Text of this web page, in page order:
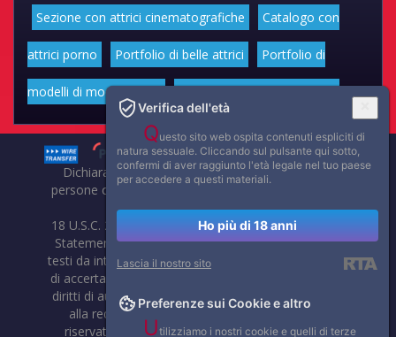
Sezione con attrici cinematografiche Catalogo con
attrici porno Portfolio di belle attrici Portfolio di
modelli di moda volgari Affascinanti star dello sport
Dichiarazione di non responsabilità: tutti i membri e le
persone che compaiono su questo sito hanno almeno 18
anni.
18 U.S.C. 2257 Record-Keeping Requirements Compliance
Statement. Affaritaliani, prima di pubblicare foto, video o
testi da internet, compie tutte le opportune verifiche al fine
di accertarne il libero regime di circolazione e non violare i
diritti di autore o altri diritti esclusivi di terzi. Per segnalare
alla redazione eventuali errori nell'uso del materiale
riservato, scriveteci: provvederemo prontamente alla
Verifica dell'età
Questo sito web ospita contenuti espliciti di
natura sessuale. Cliccando sul pulsante qui sotto,
confermi di aver raggiunto l'età legale nel tuo paese
per accedere a questi materiali.
Ho più di 18 anni
Lascia il nostro sito
Preferenze sui Cookie e altro
Utilizziamo i nostri cookie e quelli di terze